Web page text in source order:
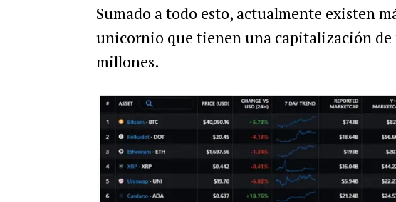
Sumado a todo esto, actualmente existen
unicornio que tienen una capitalización de
millones.